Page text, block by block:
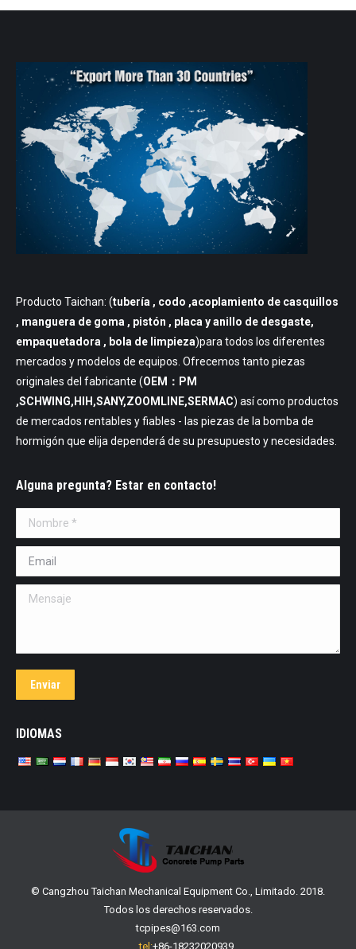
Producto Taichan: (tubería , codo ,acoplamiento de casquillos
, manguera de goma , pistón , placa y anillo de desgaste,
empaquetadora , bola de limpieza)para todos los diferentes
mercados y modelos de equipos. Ofrecemos tanto piezas
originales del fabricante (OEM：PM
,SCHWING,HIH,SANY,ZOOMLINE,SERMAC) así como productos
de mercados rentables y fiables - las piezas de la bomba de
hormigón que elija dependerá de su presupuesto y necesidades.
Alguna pregunta? Estar en contacto!
Nombre *
Email *
Mensaje
Enviar
IDIOMAS
© Cangzhou Taichan Mechanical Equipment Co., Limitado. 2018.
Todos los derechos reservados.
tcpipes@163.com
tel:+86-18232020939